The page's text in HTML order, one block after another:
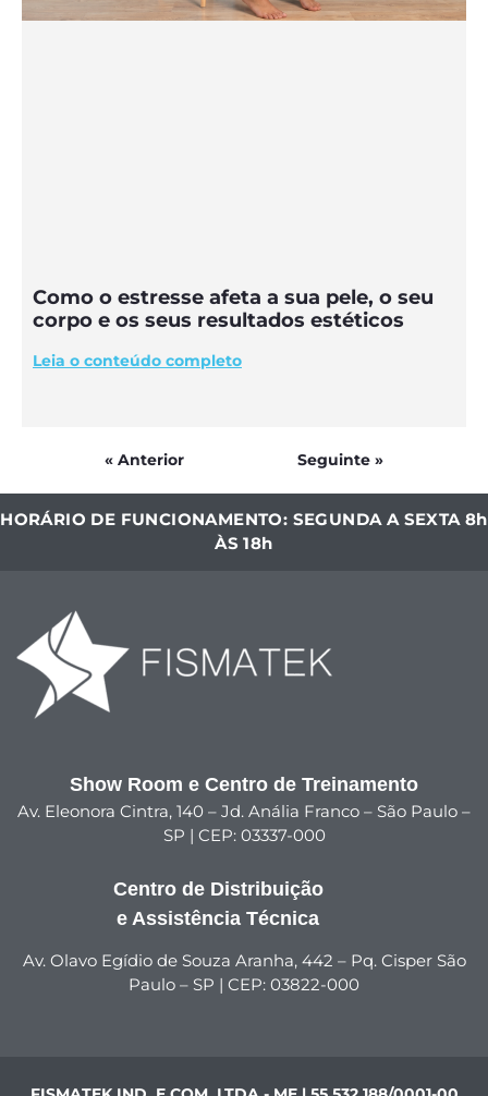
Como o estresse afeta a sua pele, o seu
corpo e os seus resultados estéticos
Leia o conteúdo completo
« Anterior Seguinte »
HORÁRIO DE FUNCIONAMENTO: SEGUNDA A SEXTA 8h
ÀS 18h
Show Room e Centro de Treinamento
Av. Eleonora Cintra, 140 – Jd. Anália Franco – São Paulo –
SP | CEP: 03337-000
Centro de Distribuição
e Assistência Técnica
Av. Olavo Egídio de Souza Aranha, 442 – Pq. Cisper São
Paulo – SP | CEP: 03822-000